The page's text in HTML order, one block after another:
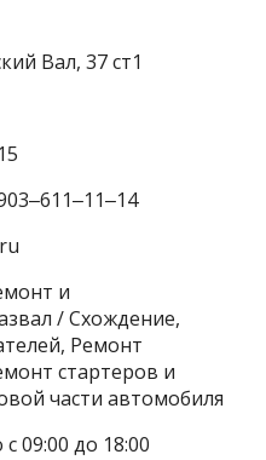
Вал, 37 ст1
и
/ Схождение,
Ремонт
стартеров и
части автомобиля
09:00 до 18:00